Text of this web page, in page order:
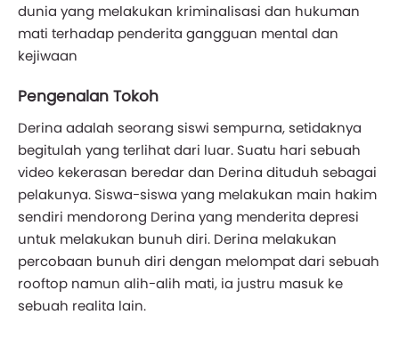
dunia yang melakukan kriminalisasi dan hukuman
mati terhadap penderita gangguan mental dan
kejiwaan
Pengenalan Tokoh
Derina adalah seorang siswi sempurna, setidaknya
begitulah yang terlihat dari luar. Suatu hari sebuah
video kekerasan beredar dan Derina dituduh sebagai
pelakunya. Siswa-siswa yang melakukan main hakim
sendiri mendorong Derina yang menderita depresi
untuk melakukan bunuh diri. Derina melakukan
percobaan bunuh diri dengan melompat dari sebuah
rooftop namun alih-alih mati, ia justru masuk ke
sebuah realita lain.